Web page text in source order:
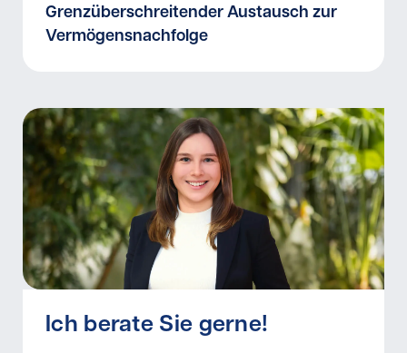
Grenzüberschreitender Austausch zur
Vermögensnachfolge
Ich berate Sie gerne!